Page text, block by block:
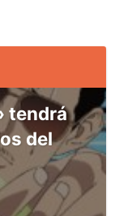
tendrá
del